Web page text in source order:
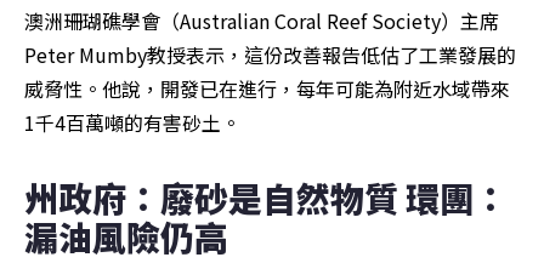
澳洲珊瑚礁學會（Australian Coral Reef Society）主席
Peter Mumby教授表示，這份改善報告低估了工業發展的
威脅性。他說，開發已在進行，每年可能為附近水域帶來
1千4百萬噸的有害砂土。
州政府：廢砂是自然物質 環團：
漏油風險仍高